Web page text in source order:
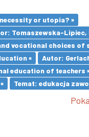
or utopia? ×
Tomaszewska-Lipiec,
vocational choices of
×
Autor:
education of teachers
Temat: edukacja